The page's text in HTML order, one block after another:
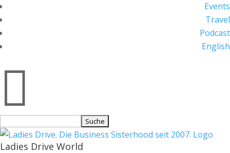
Events
Travel
Podcast
English

nach:
Ladies Drive World